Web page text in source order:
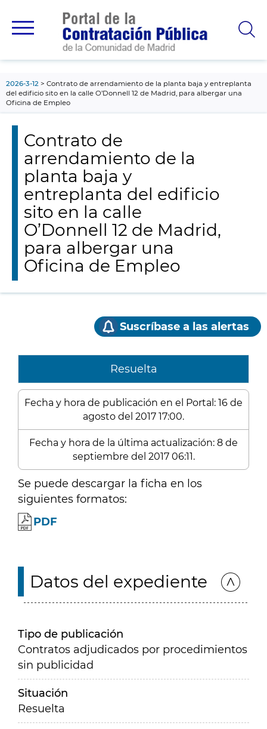
principal
2026-3-12
Contrato de arrendamiento de la planta baja y entreplanta
del edificio sito en la calle O’Donnell 12 de Madrid, para albergar una
Oficina de Empleo
Contrato de
arrendamiento de la
planta baja y
entreplanta del edificio
sito en la calle
O’Donnell 12 de Madrid,
para albergar una
Oficina de Empleo
Suscríbase a las alertas
Resuelta
Fecha y hora de publicación en el Portal: 16 de
agosto del 2017 17:00.
Fecha y hora de la última actualización: 8 de
septiembre del 2017 06:11.
Se puede descargar la ficha en los
siguientes formatos:
PDF
Datos del expediente
Tipo de publicación
Contratos adjudicados por procedimientos
sin publicidad
Situación
Resuelta